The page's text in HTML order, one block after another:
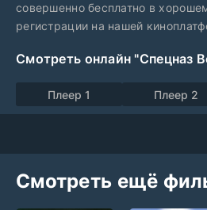
совершенно бесплатно в
регистрации на нашей
Смотреть онлайн "Спецназ
Плеер 1 Плеер 2
Смотреть ещё